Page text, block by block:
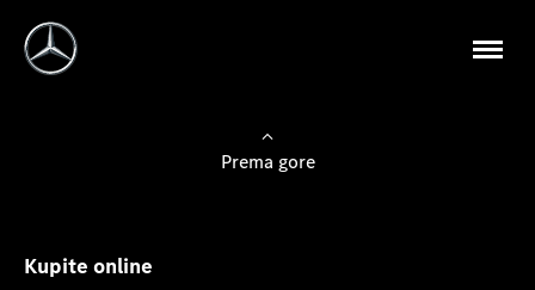
Prema gore
Kupite online